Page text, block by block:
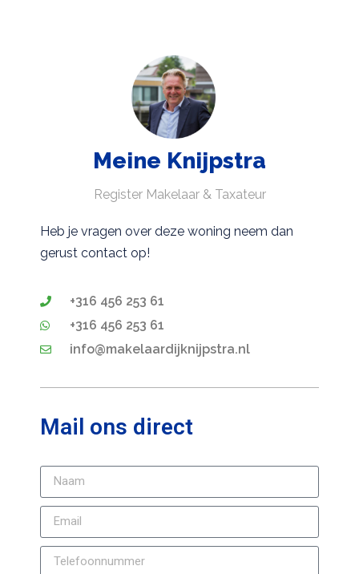
Meine Knijpstra
Register Makelaar & Taxateur
Heb je vragen over deze woning neem dan
gerust contact op!
+316 456 253 61
+316 456 253 61
info@makelaardijknijpstra.nl
Mail ons direct